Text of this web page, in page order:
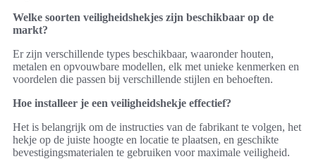
Welke soorten veiligheidshekjes zijn beschikbaar op de
markt?
Er zijn verschillende types beschikbaar, waaronder houten,
metalen en opvouwbare modellen, elk met unieke kenmerken en
voordelen die passen bij verschillende stijlen en behoeften.
Hoe installeer je een veiligheidshekje effectief?
Het is belangrijk om de instructies van de fabrikant te volgen, het
hekje op de juiste hoogte en locatie te plaatsen, en geschikte
bevestigingsmaterialen te gebruiken voor maximale veiligheid.